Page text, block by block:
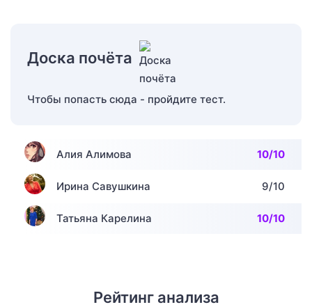
Доска почёта
Чтобы попасть сюда - пройдите тест.
Алия Алимова 10/10
Ирина Савушкина 9/10
Татьяна Карелина 10/10
Рейтинг анализа